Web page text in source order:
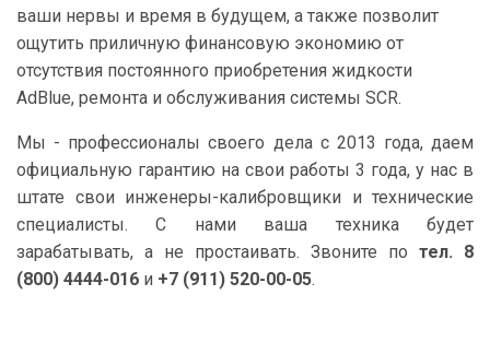
ваши нервы и время в будущем, а также позволит
ощутить приличную финансовую экономию от
отсутствия постоянного приобретения жидкости
AdBlue, ремонта и обслуживания системы SCR.
Мы - профессионалы своего дела с 2013 года, даем
официальную гарантию на свои работы 3 года, у нас в
штате свои инженеры-калибровщики и технические
специалисты. С нами ваша техника будет
зарабатывать, а не простаивать. Звоните по тел. 8
(800) 4444-016 и +7 (911) 520-00-05.